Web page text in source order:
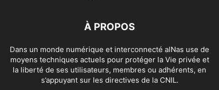
À PROPOS
Dans un monde numérique et interconnecté alNas use de
moyens techniques actuels pour protéger la Vie privée et
la liberté de ses utilisateurs, membres ou adhérents, en
s’appuyant sur les directives de la CNIL.